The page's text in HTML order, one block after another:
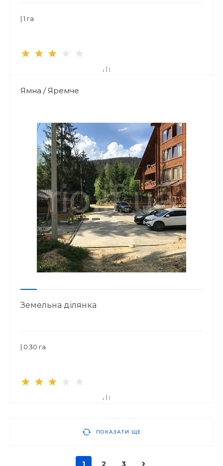
| 1 га
Ямна / Яремче
Земельна ділянка
| 0.30 га
ПОКАЗАТИ ЩЕ
1 2 3